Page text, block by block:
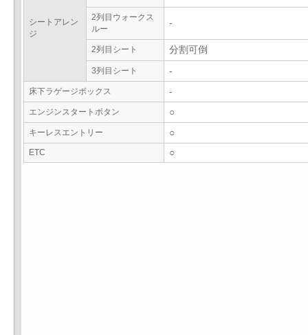
シートアレン
ジ
2列目ウォークス
ルー
-
2列目シート 分割可倒
3列目シート -
床下ラゲージボックス -
エンジンスタートボタン ○
キーレスエントリー ○
ETC ○